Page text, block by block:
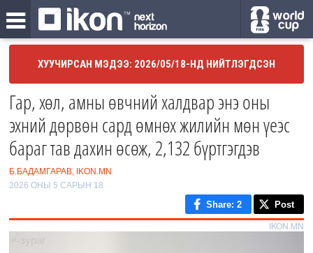
ХУУЧИРСАН МЭДЭЭ: 2026/05/18-НД НИЙТЛЭГДСЭН
Гар, хөл, амны өвчний халдвар энэ оны
эхний дөрвөн сард өмнөх жилийн мөн үеэс
бараг тав дахин өсөж, 2,132 бүртгэгдэв
Б.БАДАМГАРАВ, IKON.MN
2026 ОНЫ 5 САРЫН 18
Share: 2 Post
IKON.MN